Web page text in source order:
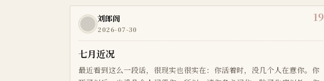
19
刘郎阁
2026-07-30
七月近况
最近看到这么一段话，很现实也很实在：你活着时，没几个人在意你。你